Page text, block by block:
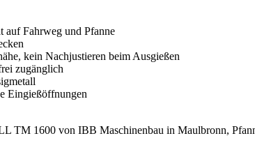
auf Fahrweg und Pfanne
kein Nachjustieren beim Ausgießen
zugänglich
Eingießöffnungen